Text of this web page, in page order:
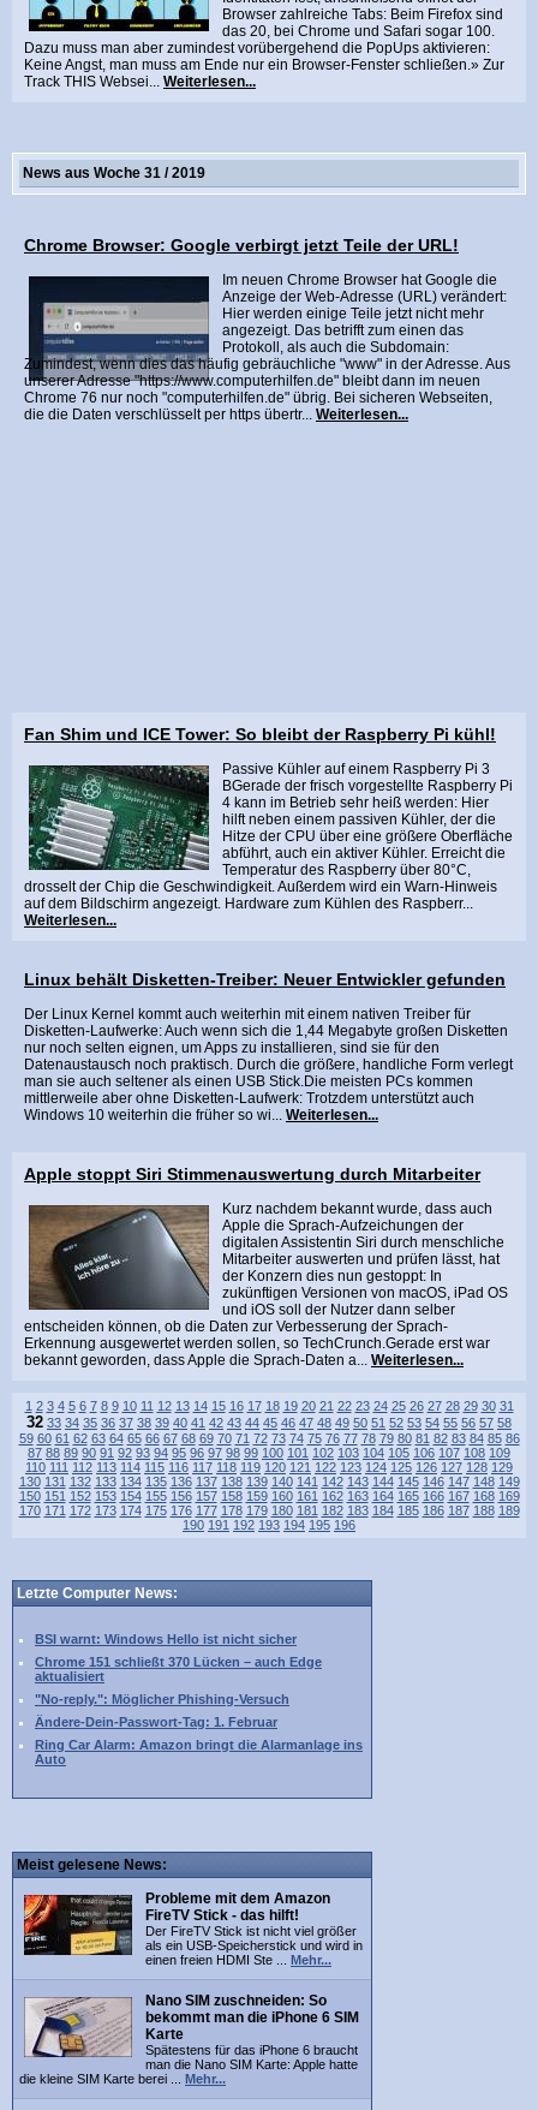
Browser zahlreiche Tabs: Beim Firefox sind
das 20, bei Chrome und Safari sogar 100.
Dazu muss man aber zumindest vorübergehend die PopUps aktivieren:
Keine Angst, man muss am Ende nur ein Browser-Fenster schließen.» Zur
Track THIS Websei... Weiterlesen...
News aus Woche 31 / 2019
Chrome Browser: Google verbirgt jetzt Teile der URL!
Im neuen Chrome Browser hat Google die
Anzeige der Web-Adresse (URL) verändert:
Hier werden einige Teile jetzt nicht mehr
angezeigt. Das betrifft zum einen das
Protokoll, als auch die Subdomain:
Zumindest, wenn dies das häufig gebräuchliche "www" in der Adresse. Aus
unserer Adresse "https://www.computerhilfen.de" bleibt dann im neuen
Chrome 76 nur noch "computerhilfen.de" übrig. Bei sicheren Webseiten,
die die Daten verschlüsselt per https übertr... Weiterlesen...
Fan Shim und ICE Tower: So bleibt der Raspberry Pi kühl!
Passive Kühler auf einem Raspberry Pi 3
BGerade der frisch vorgestellte Raspberry Pi
4 kann im Betrieb sehr heiß werden: Hier
hilft neben einem passiven Kühler, der die
Hitze der CPU über eine größere Oberfläche
abführt, auch ein aktiver Kühler. Erreicht die
Temperatur des Raspberry über 80°C,
drosselt der Chip die Geschwindigkeit. Außerdem wird ein Warn-Hinweis
auf dem Bildschirm angezeigt. Hardware zum Kühlen des Raspberr...
Weiterlesen...
Linux behält Disketten-Treiber: Neuer Entwickler gefunden
Der Linux Kernel kommt auch weiterhin mit einem nativen Treiber für
Disketten-Laufwerke: Auch wenn sich die 1,44 Megabyte großen Disketten
nur noch selten eignen, um Apps zu installieren, sind sie für den
Datenaustausch noch praktisch. Durch die größere, handliche Form verlegt
man sie auch seltener als einen USB Stick.Die meisten PCs kommen
mittlerweile aber ohne Disketten-Laufwerk: Trotzdem unterstützt auch
Windows 10 weiterhin die früher so wi... Weiterlesen...
Apple stoppt Siri Stimmenauswertung durch Mitarbeiter
Kurz nachdem bekannt wurde, dass auch
Apple die Sprach-Aufzeichungen der
digitalen Assistentin Siri durch menschliche
Mitarbeiter auswerten und prüfen lässt, hat
der Konzern dies nun gestoppt: In
zukünftigen Versionen von macOS, iPad OS
und iOS soll der Nutzer dann selber
entscheiden können, ob die Daten zur Verbesserung der Sprach-
Erkennung ausgewertet werden sollen, so TechCrunch.Gerade erst war
bekannt geworden, dass Apple die Sprach-Daten a... Weiterlesen...
1 2 3 4 5 6 7 8 9 10 11 12 13 14 15 16 17 18 19 20 21 22 23 24 25 26 27 28 29 30 31
32 33 34 35 36 37 38 39 40 41 42 43 44 45 46 47 48 49 50 51 52 53 54 55 56 57 58
59 60 61 62 63 64 65 66 67 68 69 70 71 72 73 74 75 76 77 78 79 80 81 82 83 84 85 86
87 88 89 90 91 92 93 94 95 96 97 98 99 100 101 102 103 104 105 106 107 108 109
110 111 112 113 114 115 116 117 118 119 120 121 122 123 124 125 126 127 128 129
130 131 132 133 134 135 136 137 138 139 140 141 142 143 144 145 146 147 148 149
150 151 152 153 154 155 156 157 158 159 160 161 162 163 164 165 166 167 168 169
170 171 172 173 174 175 176 177 178 179 180 181 182 183 184 185 186 187 188 189
190 191 192 193 194 195 196
Letzte Computer News:
BSI warnt: Windows Hello ist nicht sicher
Chrome 151 schließt 370 Lücken – auch Edge
aktualisiert
"No-reply.": Möglicher Phishing-Versuch
Ändere-Dein-Passwort-Tag: 1. Februar
Ring Car Alarm: Amazon bringt die Alarmanlage ins
Auto
Meist gelesene News:
Probleme mit dem Amazon
FireTV Stick - das hilft!
Der FireTV Stick ist nicht viel größer
als ein USB-Speicherstick und wird in
einen freien HDMI Ste ... Mehr...
Nano SIM zuschneiden: So
bekommt man die iPhone 6 SIM
Karte
Spätestens für das iPhone 6 braucht
man die Nano SIM Karte: Apple hatte
die kleine SIM Karte berei ... Mehr...